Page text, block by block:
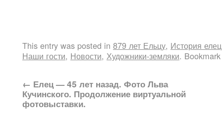
This entry was posted in 879 лет Ельцу, История
Наши гости, Новости, Художники-земляки.
← Елец — 45 лет назад. Фото Льва
Кучинского. Продолжение виртуальной
фотовыставки.